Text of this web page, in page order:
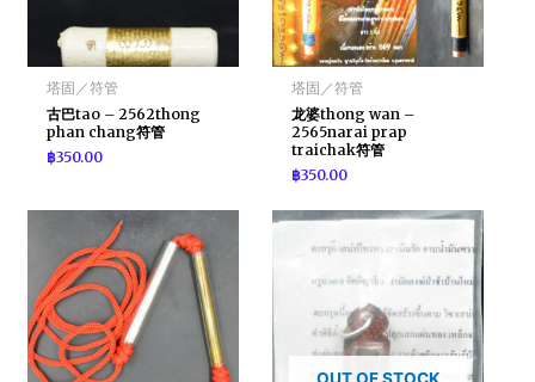
塔固／符管
古巴tao – 2562thong
phan chang符管
฿350.00
塔固／符管
龙婆thong wan –
2565narai prap
traichak符管
฿350.00